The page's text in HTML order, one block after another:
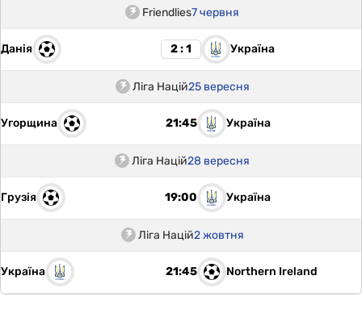
Friendlies7 червня
Данія 2 : 1 Україна
Ліга Націй25 вересня
Угорщина 21:45 Україна
Ліга Націй28 вересня
Грузія 19:00 Україна
Ліга Націй2 жовтня
Україна 21:45 Northern Ireland